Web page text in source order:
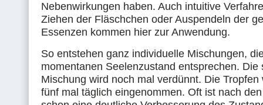
Nebenwirkungen haben. Auch intuitive
Ziehen der Fläschchen oder Auspendeln der
Essenzen kommen hier zur Anwendung.
So entstehen ganz individuelle Mischungen,
momentanen Seelenzustand entsprechen. Die
Mischung wird noch mal verdünnt. Die Tropfen
fünf mal täglich eingenommen. Oft ist nach